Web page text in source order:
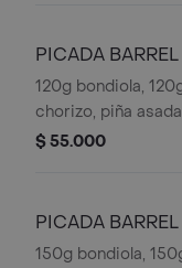
PICADA
120g bondiola,
chorizo, piña
papas a la francesa
$ 55.000
PICADA
150g bondiola,